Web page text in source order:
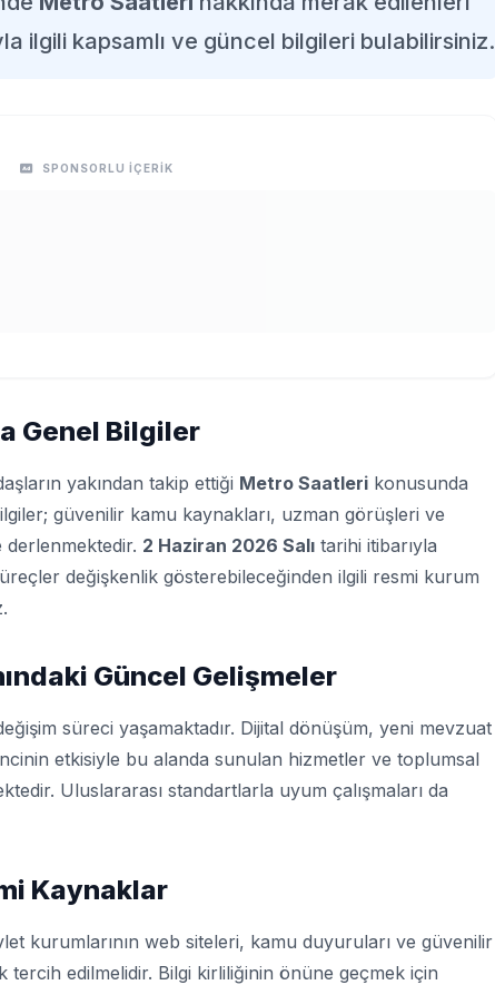
ilgili kapsamlı ve güncel bilgileri bulabilirsiniz.
SPONSORLU İÇERİK
Genel Bilgiler
yakından takip ettiği Metro Saatleri konusunda
güvenilir kamu kaynakları, uzman görüşleri ve
derlenmektedir. 2 Haziran 2026 Salı tarihi itibarıyla
değişkenlik gösterebileceğinden ilgili resmi kurum
Güncel Gelişmeler
süreci yaşamaktadır. Dijital dönüşüm, yeni mevzuat
etkisiyle bu alanda sunulan hizmetler ve toplumsal
Uluslararası standartlarla uyum çalışmaları da
Kaynaklar
kurumlarının web siteleri, kamu duyuruları ve güvenilir
tercih edilmelidir. Bilgi kirliliğinin önüne geçmek için